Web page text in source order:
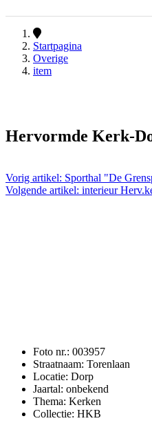
Startpagina
Overige
item
Hervormde Kerk-
Vorig artikel: Sporthal "De
Volgende artikel: interieur
Foto nr.: 003957
Straatnaam: Torenlaan
Locatie: Dorp
Jaartal: onbekend
Thema: Kerken
Collectie: HKB